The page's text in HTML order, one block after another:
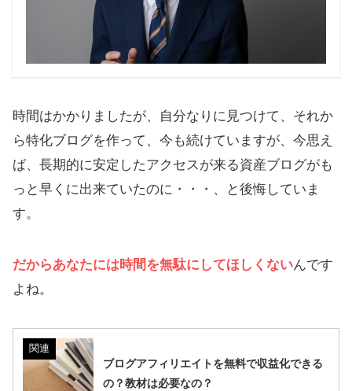
時間はかかりましたが、自分なりに見つけて、それか
ら特化ブログを作って、今も続けていますが、今思え
ば、長期的に安定したアクセスが来る資産ブログがも
っと早くに出来ていたのに・・・、と後悔していま
す。
だからあなたには時間を無駄にしてほしくないんです
よね。
関連
ブログアフィリエイトを無料で収益化できる
の？教材は必要なの？